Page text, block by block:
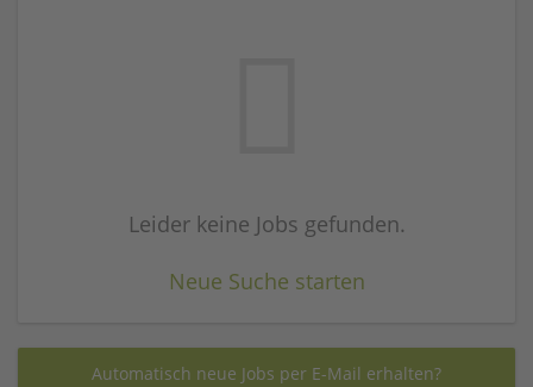
Leider keine Jobs gefunden.
Neue Suche starten
Automatisch neue Jobs per E-Mail erhalten?